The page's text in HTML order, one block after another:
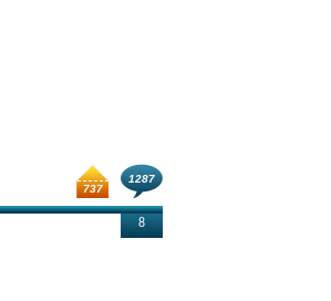
737
1287
8